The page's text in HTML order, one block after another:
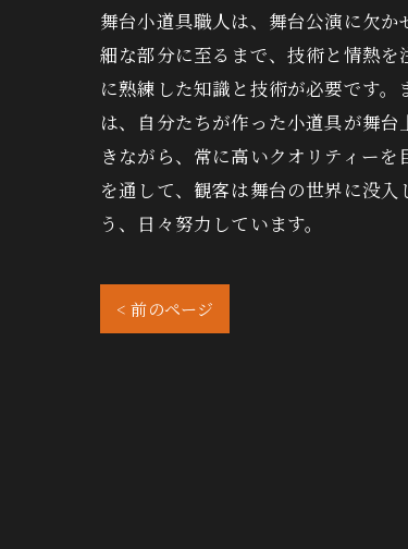
舞台小道具職人は、舞台公演に欠
細な部分に至るまで、技術と情熱
に熟練した知識と技術が必要です
は、自分たちが作った小道具が舞
きながら、常に高いクオリティー
を通して、観客は舞台の世界に没
う、日々努力しています。
< 前のページ